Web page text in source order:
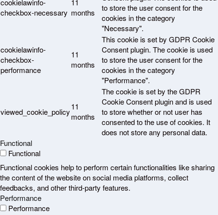
cookielawinfo-
checkbox-necessary
11
months
to store the user consent for the
cookies in the category
"Necessary".
cookielawinfo-
checkbox-
performance
11
months
This cookie is set by GDPR Cookie
Consent plugin. The cookie is used
to store the user consent for the
cookies in the category
"Performance".
viewed_cookie_policy
11
months
The cookie is set by the GDPR
Cookie Consent plugin and is used
to store whether or not user has
consented to the use of cookies. It
does not store any personal data.
Functional
Functional
Functional cookies help to perform certain functionalities like sharing
the content of the website on social media platforms, collect
feedbacks, and other third-party features.
Performance
Performance